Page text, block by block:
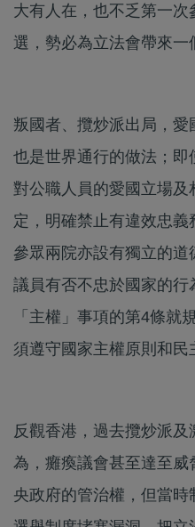
大有人在，也不乏第一
選，勢必為立法會帶來一
叛國者、攬炒派出局，
也是世界通行的做法；即
對公職人員的愛國立場及
定，明確禁止有違效忠
參眾兩院亦設有獨立的
議員有否不忠於國家的
「主權」事項的第4條就
須遵守國家主權原則和民
反觀香港，過去攬炒派
為，癱瘓議會甚至達至威
央政府的管治權，但當